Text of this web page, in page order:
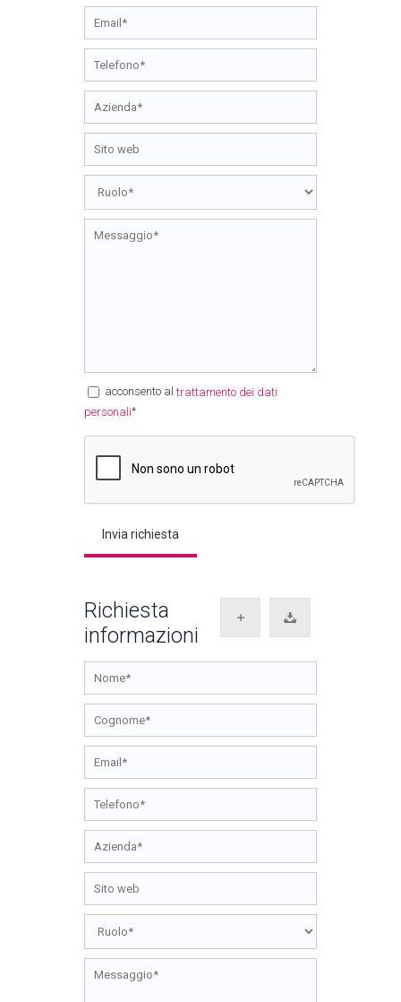
acconsento altrattamento dei dati
personali*
Richiesta
informazioni